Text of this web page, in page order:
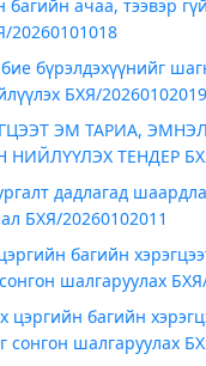
ачаа, тээвэр
20260101018
бүрэлдэхүүнийг
БХЯ/20260102019
ЭМ ТАРИА,
ТЕНДЕР
дадлагад
БХЯ/20260102011
багийн
шалгаруулах
багийн
сонгон шалгаруулах